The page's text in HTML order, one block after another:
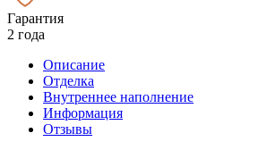
Гарантия
2 года
Описание
Отделка
Внутреннее наполнение
Информация
Отзывы